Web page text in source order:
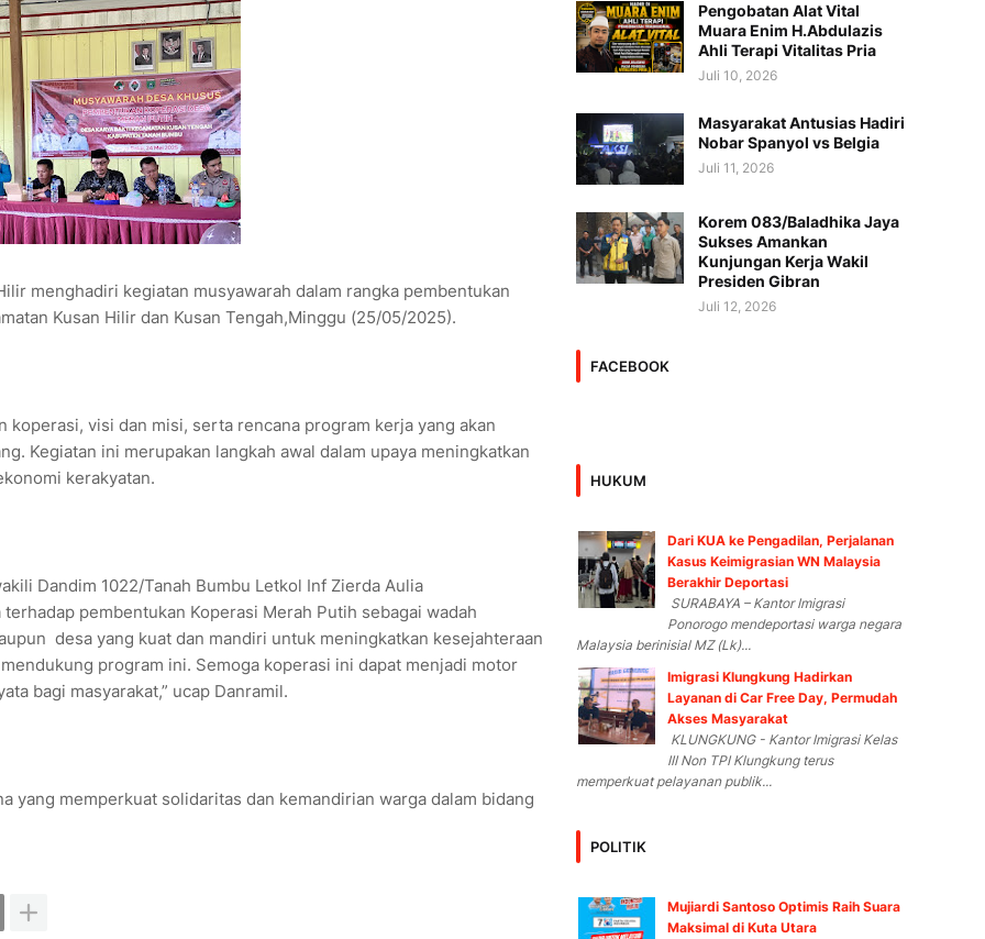
menghadiri kegiatan musyawarah dalam rangka pembentukan
Kusan Hilir dan Kusan Tengah,Minggu (25/05/2025).
visi dan misi, serta rencana program kerja yang akan
Kegiatan ini merupakan langkah awal dalam upaya meningkatkan
kerakyatan.
Dandim 1022/Tanah Bumbu Letkol Inf Zierda Aulia
pembentukan Koperasi Merah Putih sebagai wadah
desa yang kuat dan mandiri untuk meningkatkan kesejahteraan
program ini. Semoga koperasi ini dapat menjadi motor
bagi masyarakat,” ucap Danramil.
yang memperkuat solidaritas dan kemandirian warga dalam bidang
Pengobatan Alat Vital
Muara Enim H.Abdulazis
Ahli Terapi Vitalitas Pria
Juli 10, 2026
Masyarakat Antusias Hadiri
Nobar Spanyol vs Belgia
Juli 11, 2026
Korem 083/Baladhika Jaya
Sukses Amankan
Kunjungan Kerja Wakil
Presiden Gibran
Juli 12, 2026
FACEBOOK
HUKUM
Dari KUA ke Pengadilan, Perjalanan
Kasus Keimigrasian WN Malaysia
Berakhir Deportasi
SURABAYA – Kantor Imigrasi
Ponorogo mendeportasi warga negara
Malaysia berinisial MZ (Lk)...
Imigrasi Klungkung Hadirkan
Layanan di Car Free Day, Permudah
Akses Masyarakat
KLUNGKUNG - Kantor Imigrasi Kelas
III Non TPI Klungkung terus
memperkuat pelayanan publik...
POLITIK
Mujiardi Santoso Optimis Raih Suara
Maksimal di Kuta Utara